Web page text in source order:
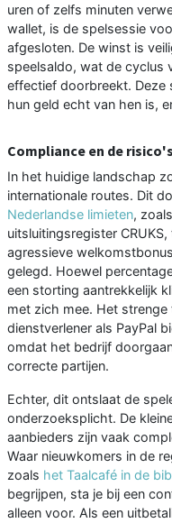
uren of zelfs minuten
wallet, is de spelsessie
afgesloten. De winst is
speelsaldo, wat de cyclus
effectief doorbreekt. Deze
hun geld echt van hen is,
Compliance en de
In het huidige landschap
internationale routes. Dit
Nederlandse limieten,
uitsluitingsregister
agressieve
gelegd. Hoewel
een storting aantrekkelijk
met zich mee. Het
dienstverlener als PayPal
omdat het bedrijf
correcte partijen.
Echter, dit ontslaat de
onderzoeksplicht. De
aanbieders zijn vaak
Waar nieuwkomers in de
zoals het Taalcafé in de
begrijpen, sta je bij een
alleen voor. Als een